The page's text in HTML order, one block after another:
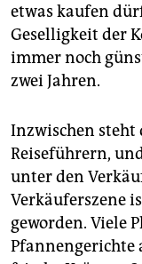
etwas kaufen
Geselligkeit der
immer noch
zwei Jahren.
Inzwischen steht
Reiseführern,
unter den
Verkäuferszene
geworden. Viele
Pfannengerichte